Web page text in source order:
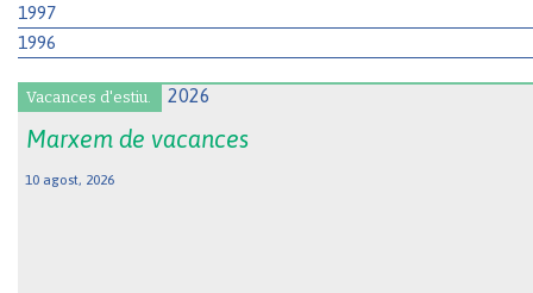
1997
1996
Vacances d'estiu.
Marxem de vacances
10 agost, 2026